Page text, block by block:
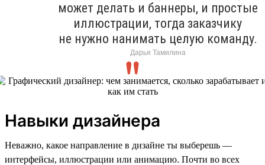
может делать и баннеры, и простые
иллюстрации, тогда заказчику
не нужно нанимать целую команду.
Дарья Тамилина
Навыки дизайнера
Неважно, какое направление в дизайне ты выберешь —
интерфейсы, иллюстрации или анимацию. Почти во всех